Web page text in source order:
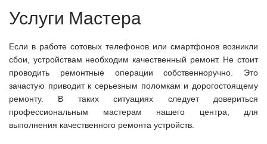
Услуги Мастера
Если в работе сотовых телефонов или смартфонов возникли
сбои, устройствам необходим качественный ремонт. Не стоит
проводить ремонтные операции собственноручно. Это
зачастую приводит к серьезным поломкам и дорогостоящему
ремонту. В таких ситуациях следует довериться
профессиональным мастерам нашего центра, для
выполнения качественного ремонта устройств.